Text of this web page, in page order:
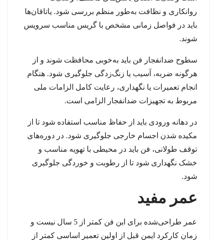
روانکاری و نظافت به‌طور منظم بررسی شود. یاتاقان‌ها
باید در فواصل زمانی مشخص با گریس مناسب سرویس
شوند.
سطوح ضدانفجار فن باید به‌خوبی محافظت شوند و از
هرگونه ضربه، آسیب یا زنگ‌زدگی جلوگیری شود. هنگام
انجام تعمیرات یا نگهداری، رعایت کامل الزامات ملی
مربوط به تجهیزات ضدانفجار الزامی است.
در دهانه ورودی باید از حفاظ مناسب استفاده شود تا از
مکیده شدن اجسام خارجی جلوگیری شود. در دوره‌های
توقف طولانی، فن باید در محیطی با تهویه مناسب و
خشک نگهداری شود تا از رطوبت و خوردگی جلوگیری
شود.
عمر مفید
عمر طراحی‌شده برای این فن کمتر از 5 سال نیست و
زمان کارکرد ایمن قبل از اولین تعمیر اساسی کمتر از